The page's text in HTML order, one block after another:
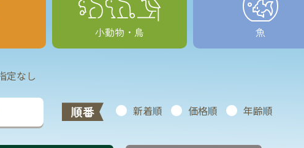
小動物・鳥 魚
定なし
順番 新着順 価格順 年齢順